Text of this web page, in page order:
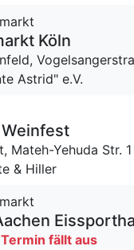
Köln
Astrid" e.V.
Mateh-Yehuda Str. 1
& Hiller
fällt aus